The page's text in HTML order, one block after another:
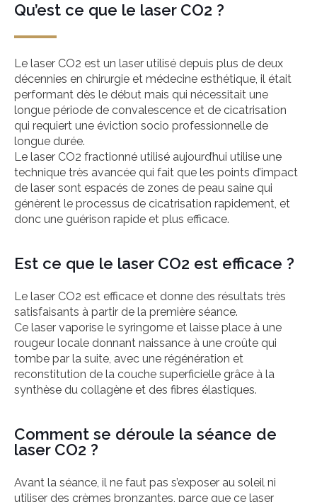
Qu’est ce que le laser CO2 ?
Le laser CO2 est un laser utilisé depuis plus de deux
décennies en chirurgie et médecine esthétique, il était
performant dès le début mais qui nécessitait une
longue période de convalescence et de cicatrisation
qui requiert une éviction socio professionnelle de
longue durée.
Le laser CO2 fractionné utilisé aujourd’hui utilise une
technique très avancée qui fait que les points d’impact
de laser sont espacés de zones de peau saine qui
génèrent le processus de cicatrisation rapidement, et
donc une guérison rapide et plus efficace.
Est ce que le laser CO2 est efficace ?
Le laser CO2 est efficace et donne des résultats très
satisfaisants à partir de la première séance.
Ce laser vaporise le syringome et laisse place à une
rougeur locale donnant naissance à une croûte qui
tombe par la suite, avec une régénération et
reconstitution de la couche superficielle grâce à la
synthèse du collagène et des fibres élastiques.
Comment se déroule la séance de
laser CO2 ?
Avant la séance, il ne faut pas s’exposer au soleil ni
utiliser des crèmes bronzantes, parce que ce laser